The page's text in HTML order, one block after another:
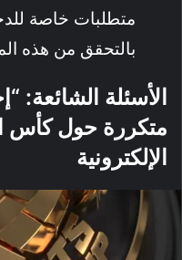
متطلبات خاصة
بالتحقق من هذه
الأسئلة الشائعة:
متكررة حول كأس
الإلكترونية